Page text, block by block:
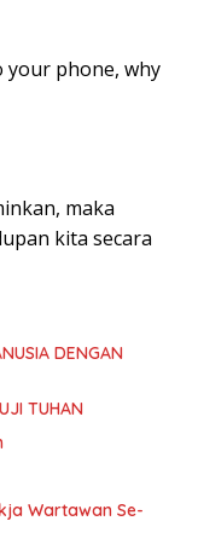
your phone, why
maka
kita secara
DENGAN
TUHAN
Wartawan Se-